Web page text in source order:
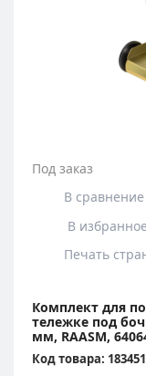
Под заказ
В сравнение
В избранное
Печать
Комплект для
тележке под
мм, RAASM,
Код товара: 183451